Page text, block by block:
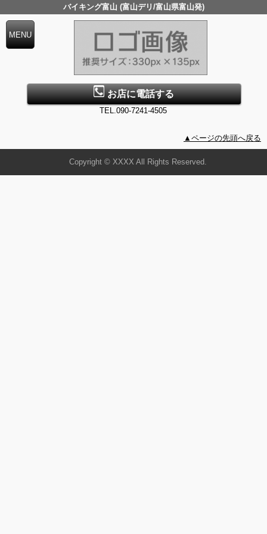
バイキング富山 (富山デリ/富山県富山発)
お店に電話する
TEL.090-7241-4505
▲ページの先頭へ戻る
Copyright © XXXX All Rights Reserved.